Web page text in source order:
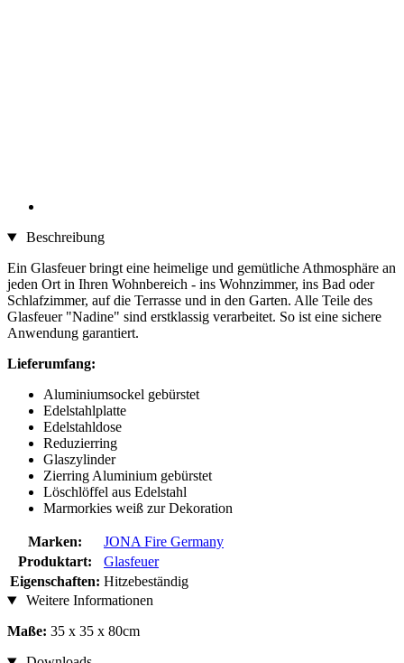
Beschreibung
Ein Glasfeuer bringt eine heimelige und gemütliche Athmosphäre an
jeden Ort in Ihren Wohnbereich - ins Wohnzimmer, ins Bad oder
Schlafzimmer, auf die Terrasse und in den Garten. Alle Teile des
Glasfeuer "Nadine" sind erstklassig verarbeitet. So ist eine sichere
Anwendung garantiert.
Lieferumfang:
Aluminiumsockel gebürstet
Edelstahlplatte
Edelstahldose
Reduzierring
Glaszylinder
Zierring Aluminium gebürstet
Löschlöffel aus Edelstahl
Marmorkies weiß zur Dekoration
Marken:
JONA Fire Germany
Produktart:
Glasfeuer
Eigenschaften: Hitzebeständig
Weitere Informationen
Maße: 35 x 35 x 80cm